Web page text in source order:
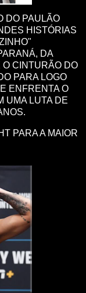
DO PAULÃO
HISTÓRIAS
DA
O CINTURÃO DO
PARA LOGO
ENFRENTA O
UMA LUTA DE
PARA A MAIOR